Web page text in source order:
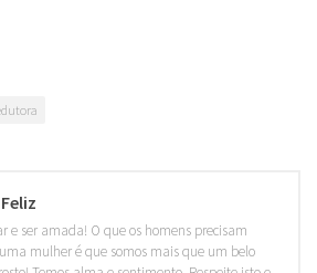
e ser amada! O que os homens precisam
mulher é que somos mais que um belo